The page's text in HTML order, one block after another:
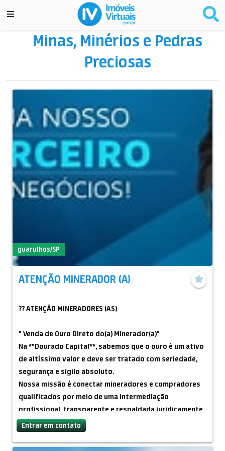
Minas, Minérios e Pedras
Preciosas
guarulhos/SP
ATENÇÃO MINERADOR (A)
?? ATENÇÃO MINERADORES (AS)
" Venda de Ouro Direto do(a) Minerador(a)"
Na *"Dourado Capital**, sabemos que o ouro é um ativo
de altíssimo valor e deve ser tratado com seriedade,
segurança e sigilo absoluto.
Nossa missão é conectar mineradores e compradores
qualificados por meio de uma intermediação
profissional, transparente e respaldada juridicamente.
?? Nossos Diferenciais
- Negociações seguras e documentadas.
Entrar em contato